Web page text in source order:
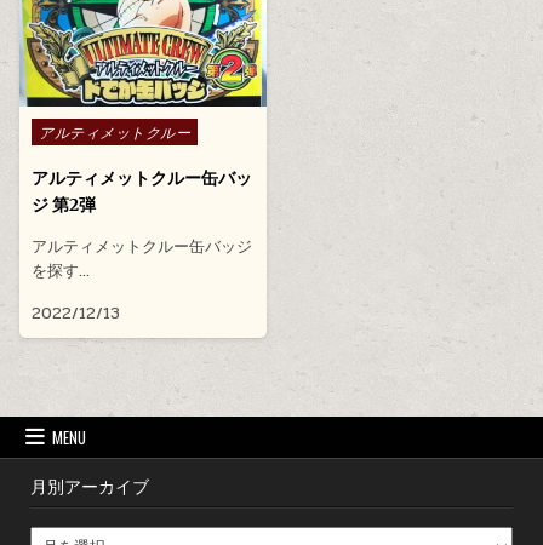
Posted in
アルティメットクルー
アルティメットクルー缶バッ
ジ 第2弾
アルティメットクルー缶バッジ
を探す…
2022/12/13
MENU
月別アーカイブ
月別アーカイブ